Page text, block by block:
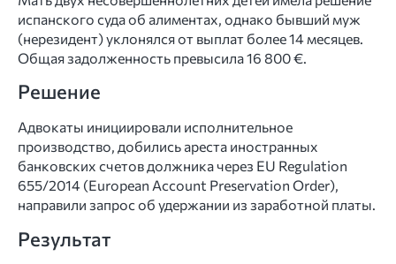
испанского суда об алиментах, однако бывший муж
(нерезидент) уклонялся от выплат более 14 месяцев.
Общая задолженность превысила 16 800 €.
Решение
Адвокаты инициировали исполнительное
производство, добились ареста иностранных
банковских счетов должника через EU Regulation
655/2014 (European Account Preservation Order),
направили запрос об удержании из заработной платы.
Результат